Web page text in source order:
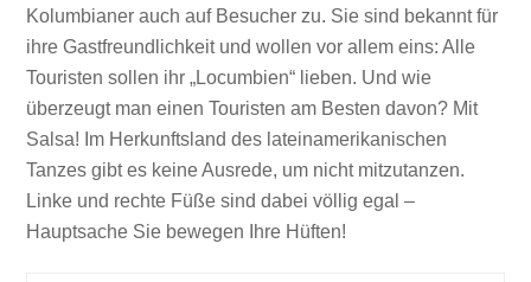
Kolumbianer auch auf Besucher zu. Sie sind bekannt für
ihre Gastfreundlichkeit und wollen vor allem eins: Alle
Touristen sollen ihr „Locumbien“ lieben. Und wie
überzeugt man einen Touristen am Besten davon? Mit
Salsa! Im Herkunftsland des lateinamerikanischen
Tanzes gibt es keine Ausrede, um nicht mitzutanzen.
Linke und rechte Füße sind dabei völlig egal –
Hauptsache Sie bewegen Ihre Hüften!